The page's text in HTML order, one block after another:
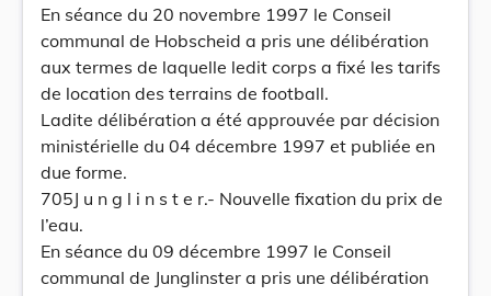
En séance du 20 novembre 1997 le Conseil
communal de Hobscheid a pris une délibération
aux termes de laquelle ledit corps a fixé les tarifs
de location des terrains de football.
Ladite délibération a été approuvée par décision
ministérielle du 04 décembre 1997 et publiée en
due forme.
705J u n g l i n s t e r.- Nouvelle fixation du prix de
l’eau.
En séance du 09 décembre 1997 le Conseil
communal de Junglinster a pris une délibération